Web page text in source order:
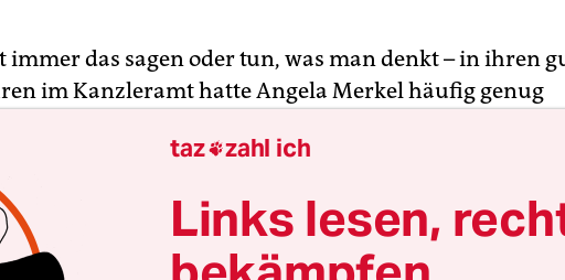
immer das sagen oder tun, was man denkt – in ihren
im Kanzleramt hatte Angela Merkel häufig genug
Wahlkampf 2016: Es war ein offenes Geheimnis, dass
nicht einen
im Weißem Haus wünschte. Trotzdem hielt sie den
taz zahl ich
Links lesen,